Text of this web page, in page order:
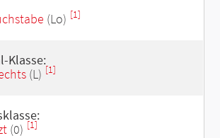
(Lo) [1]
Klasse:
(L) [1]
(0) [1]